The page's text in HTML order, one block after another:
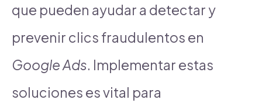
que pueden ayudar a detectar y
prevenir clics fraudulentos en
Google Ads. Implementar estas
soluciones es vital para